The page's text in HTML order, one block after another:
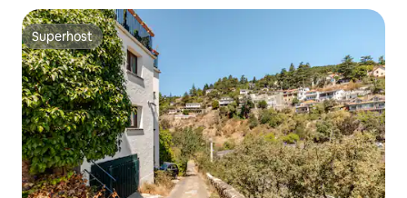
Superhost
Superhost